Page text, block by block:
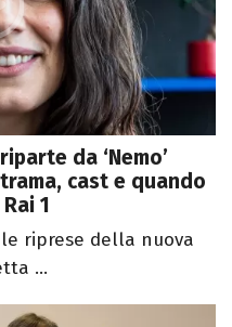
da ‘Nemo’
cast e quando
1
riprese della nuova
...